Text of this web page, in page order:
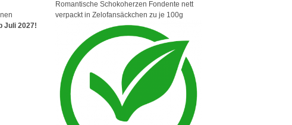
Juli 2027!
Romantische Schokoherzen Fondente nett
verpackt in Zelofansäckchen zu je 100g